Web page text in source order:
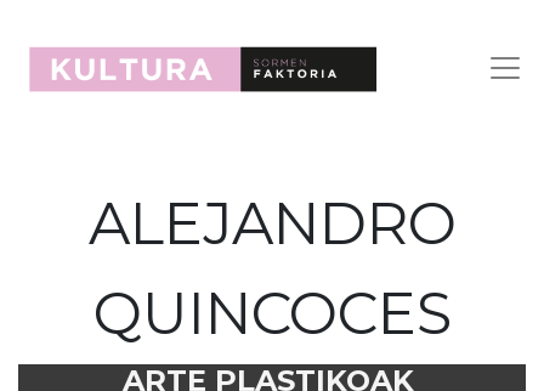
ALEJANDRO
QUINCOCES
ARTE PLASTIKOAK